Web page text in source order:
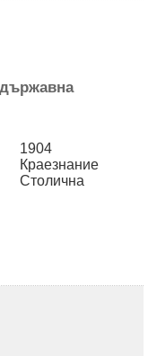
1904
Краезнание
Столична